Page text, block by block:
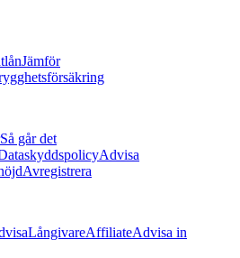
Jämför
Så går det
Advisa
Avregistrera
LångivareAffiliateAdvisa in